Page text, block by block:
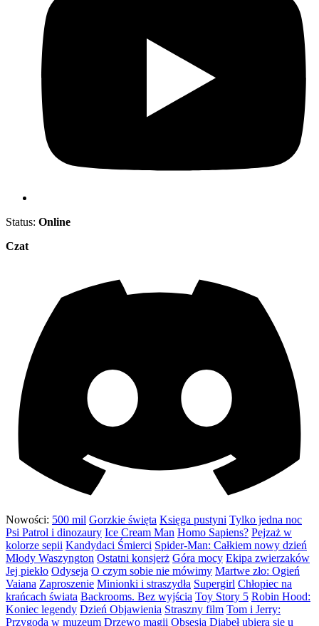
Status: Online
Czat
Nowości: 500 mil Gorzkie święta Księga pustyni Tylko jedna noc
Psi Patrol i dinozaury Ice Cream Man Homo Sapiens? Pejzaż w
kolorze sepii Kandydaci Śmierci Spider-Man: Całkiem nowy dzień
Młody Waszyngton Ostatni konsjerż Góra mocy Ekipa zwierzaków
Jej piekło Odyseja O czym sobie nie mówimy Martwe zło: Ogień
Vaiana Zaproszenie Minionki i straszydła Supergirl Chłopiec na
krańcach świata Backrooms. Bez wyjścia Toy Story 5 Robin Hood:
Koniec legendy Dzień Objawienia Straszny film Tom i Jerry:
Przygoda w muzeum Drzewo magii Obsesja Diabeł ubiera się u